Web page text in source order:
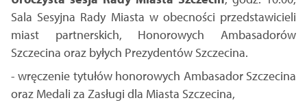
Sala Sesyjna Rady Miasta w obecności przedstawicieli
miast partnerskich, Honorowych Ambasadorów
Szczecina oraz byłych Prezydentów Szczecina.
- wręczenie tytułów honorowych Ambasador Szczecina
oraz Medali za Zasługi dla Miasta Szczecina,